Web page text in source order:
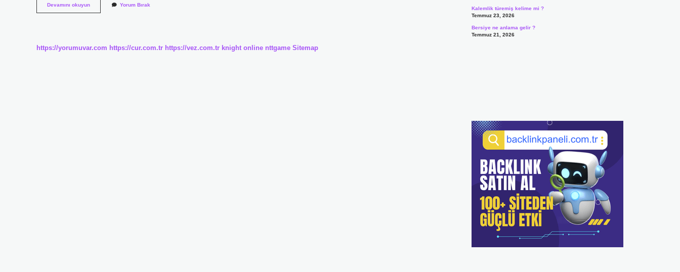
Devamını okuyunBaşörtüsü
Yazılışı
Yorum Bırak
https://yorumuvar.com https://cur.com.tr https://vez.com.tr knight online nttgame Sitemap
Kalemlik türemiş kelime mi ?
Temmuz 23, 2026
Bersiye ne anlama gelir ?
Temmuz 21, 2026